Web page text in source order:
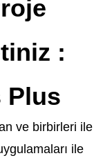
:
Plus
ve birbirleri ile
ile